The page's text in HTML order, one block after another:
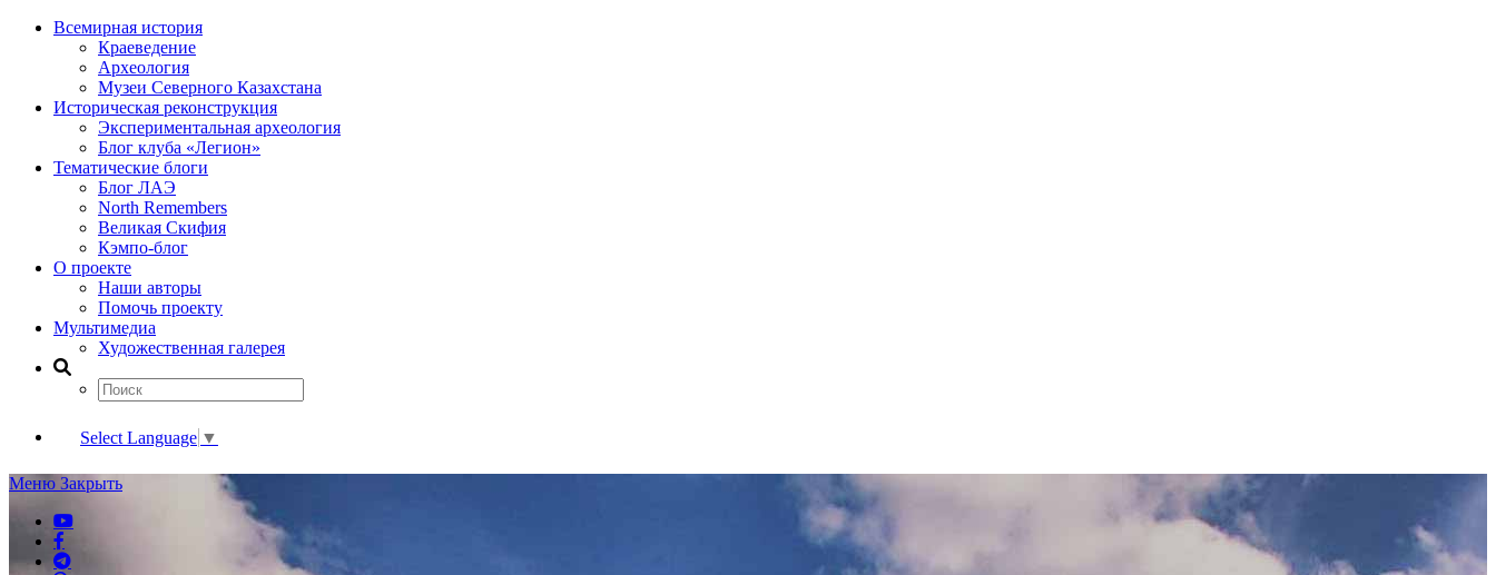
Всемирная история
Краеведение
Археология
Музеи Северного Казахстана
Историческая реконструкция
Экспериментальная археология
Блог клуба «Легион»
Тематические блоги
Блог ЛАЭ
North Remembers
Великая Скифия
Кэмпо-блог
О проекте
Наши авторы
Помочь проекту
Мультимедиа
Художественная галерея
Select Language ▼
Меню Закрыть